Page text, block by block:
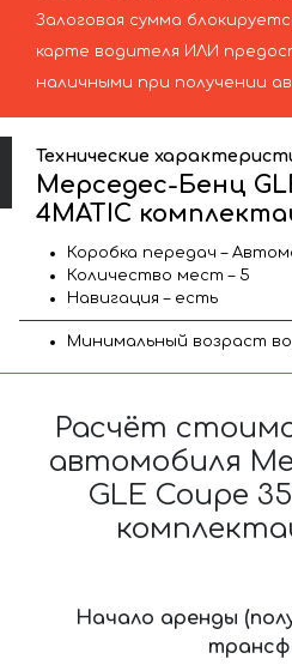
Залоговая сумма
карте водителя ИЛИ
наличными при получении
Технические
Мерседес-Бенц
4MATIC
Коробка передач –
Количество мест – 5
Навигация – есть
Минимальный возраст
Расчёт
автомобиля
GLE Coupe
Начало аренды